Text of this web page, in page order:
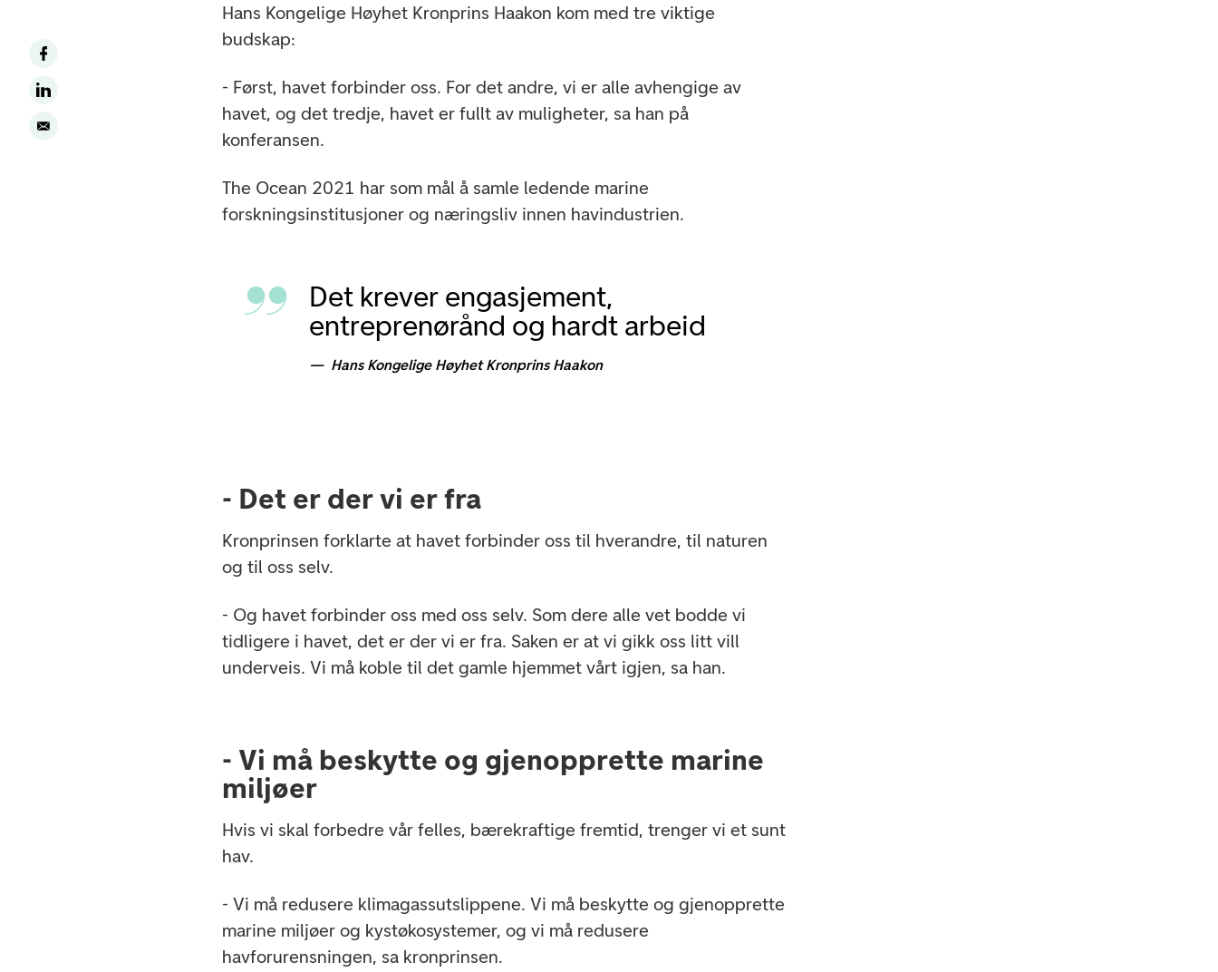
Hans Kongelige Høyhet Kronprins Haakon kom med tre viktige
budskap:
- Først, havet forbinder oss. For det andre, vi er alle avhengige av
havet, og det tredje, havet er fullt av muligheter, sa han på
konferansen.
The Ocean 2021 har som mål å samle ledende marine
forskningsinstitusjoner og næringsliv innen havindustrien.
Det krever engasjement,
entreprenørånd og hardt arbeid
Hans Kongelige Høyhet Kronprins Haakon
- Det er der vi er fra
Kronprinsen forklarte at havet forbinder oss til hverandre, til naturen
og til oss selv.
- Og havet forbinder oss med oss ​​selv. Som dere alle vet bodde vi
tidligere i havet, det er der vi er fra. Saken er at vi gikk oss litt vill
underveis. Vi må koble til det gamle hjemmet vårt igjen, sa han.
- Vi må beskytte og gjenopprette marine
miljøer
Hvis vi skal forbedre vår felles, bærekraftige fremtid, trenger vi et sunt
hav.
- Vi må redusere klimagassutslippene. Vi må beskytte og gjenopprette
marine miljøer og kystøkosystemer, og vi må redusere
havforurensningen, sa kronprinsen.